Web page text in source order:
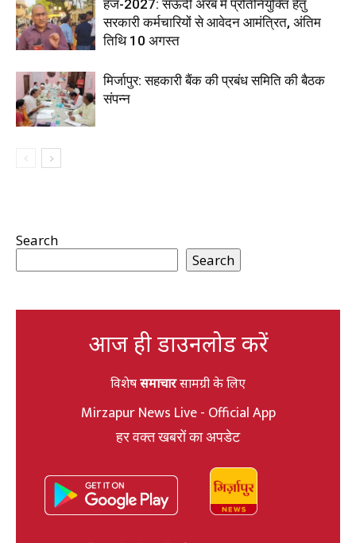
हज-2027: सऊदी अरब में प्रतिनियुक्ति हेतु
सरकारी कर्मचारियों से आवेदन आमंत्रित, अंतिम
तिथि 10 अगस्त
मिर्जापुर: सहकारी बैंक की प्रबंध समिति की बैठक
संपन्न
Search
Search
आज ही डाउनलोड करें
विशेषसमाचारसामग्री के लिए
Mirzapur News Live - Official App
हर वक्त खबरों का अपडेट